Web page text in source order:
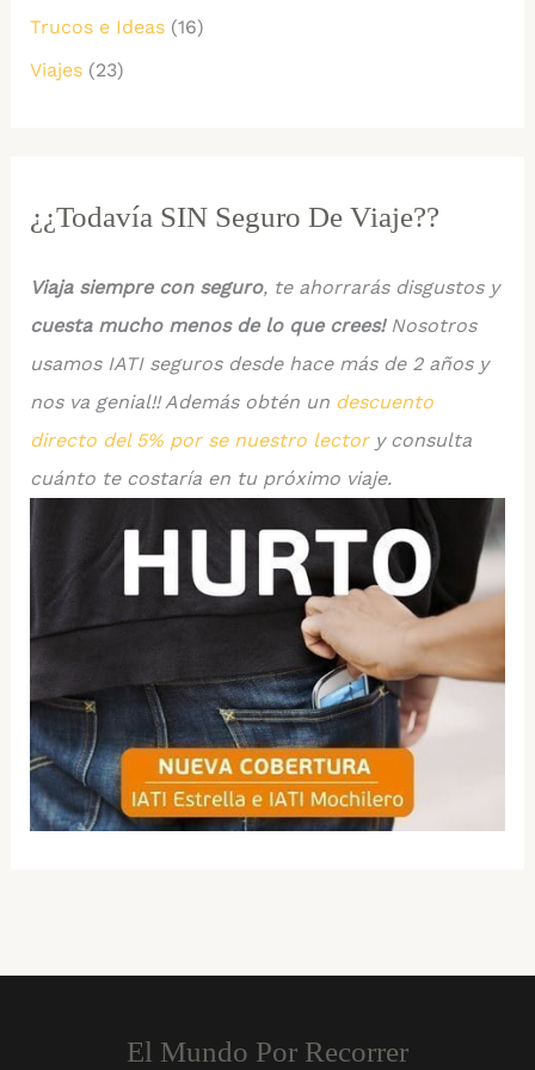
Trucos e Ideas(16)
Viajes(23)
¿¿Todavía SIN Seguro De Viaje??
Viaja siempre con seguro, te ahorrarás disgustos y
cuesta mucho menos de lo que crees!Nosotros
usamos IATI seguros desde hace más de 2 años y
nos va genial!! Además obtén un descuento
directo del 5% por se nuestro lectory consulta
cuánto te costaría en tu próximo viaje.
El Mundo Por Recorrer